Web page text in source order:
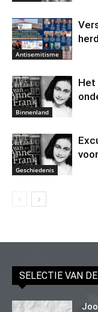
Antisemitisme
Binnenland
Het
Geschiedenis
SELECTIE VAN